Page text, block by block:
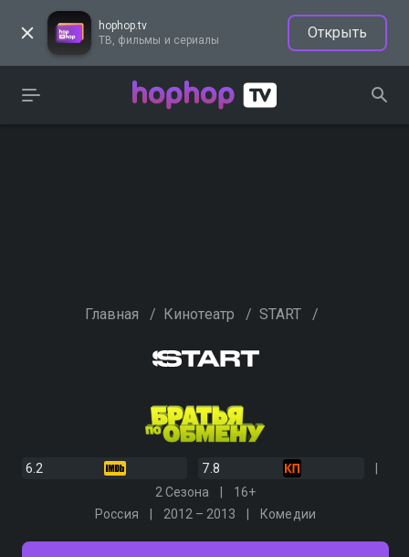
hophop.tv
ТВ, фильмы и сериалы
Открыть
Главная / Кинотеатр / START /
6.2
7.8
2 Сезона
16+
Россия
2012 – 2013 Комедии